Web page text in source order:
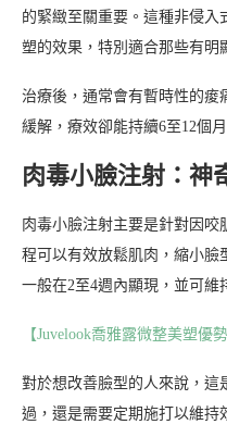
的緊緻至關重要。這種非侵
塑的效果，特別適合那些有明
治療後，通常會有暫時性的痠
緩解，療效卻能持續6至12個
肉毒小臉注射：神
肉毒小臉注射主要是針對因
程可以有效放鬆肌肉，縮小臉
一般在2至4週內顯現，並可維
【Juvelook喬雅露微整美塑優
對於想改善臉型的人來說，這
過，還是需要定期施打以維持